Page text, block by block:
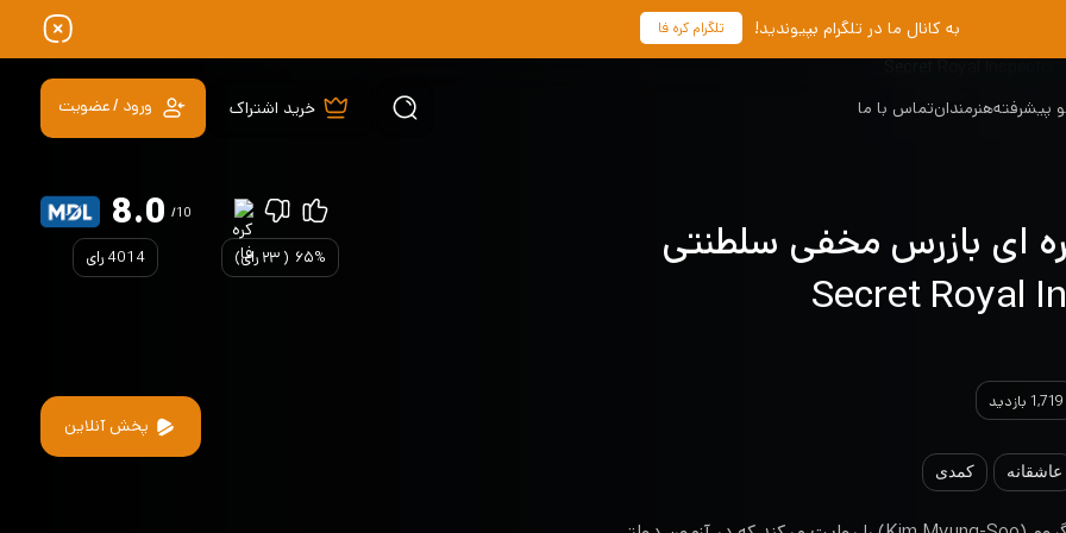
به کانال ما در تلگرام بپیوندید! تلگرام کره فا
پیشرفتههنرمندانتماس با ما خرید اشتراک ورود / عضویت
ای بازرس مخفی سلطنتی
1,719 بازدید
عاشقانه کمدی
8.0 /10
4014 رای ۶۵% ( ۲۳ رای)
پخش آنلاین